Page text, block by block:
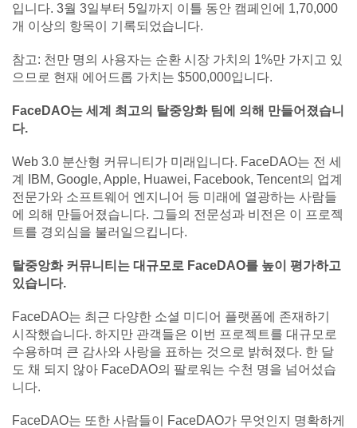
입니다. 3월 3일부터 5일까지 이틀 동안 캠페인에 1,70,000
개 이상의 항목이 기록되었습니다.
참고: 천만 명의 사용자는 순환 시장 가치의 1%만 가지고 있
으므로 현재 에어드롭 가치는 $500,000입니다.
FaceDAO는 세계 최고의 탈중앙화 팀에 의해 만들어졌습니
다.
Web 3.0 분산형 커뮤니티가 미래입니다. FaceDAO는 전 세
계 IBM, Google, Apple, Huawei, Facebook, Tencent의 업계
전문가와 소프트웨어 엔지니어 등 미래에 열광하는 사람들
에 의해 만들어졌습니다. 그들의 전문성과 비전은 이 프로젝
트를 경외심을 불러일으킵니다.
탈중앙화 커뮤니티는 대규모로 FaceDAO를 높이 평가하고
있습니다.
FaceDAO는 최근 다양한 소셜 미디어 플랫폼에 존재하기
시작했습니다. 하지만 관객들은 이번 프로젝트를 대규모로
수용하며 큰 감사와 사랑을 표하는 것으로 밝혀졌다. 한 달
도 채 되지 않아 FaceDAO의 팔로워는 수천 명을 넘어섰습
니다.
FaceDAO는 또한 사람들이 FaceDAO가 무엇인지 명확하게